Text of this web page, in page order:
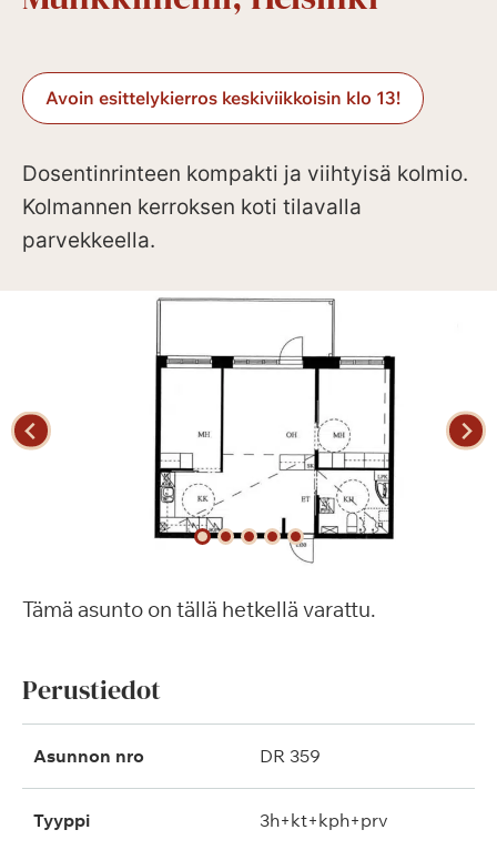
Avoin esittelykierros keskiviikkoisin klo 13!
Dosentinrinteen kompakti ja viihtyisä kolmio.
Kolmannen kerroksen koti tilavalla
parvekkeella.
Tämä asunto on tällä hetkellä varattu.
Perustiedot
Asunnon nro DR 359
Tyyppi 3h+kt+kph+prv